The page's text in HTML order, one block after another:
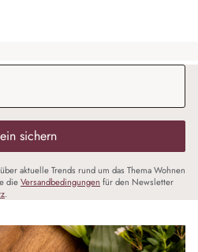
sichern
aktuelle Trends rund um das Thema Wohnen
dieVersandbedingungen für den Newsletter
.